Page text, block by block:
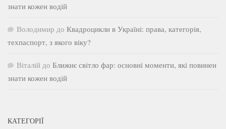
знати кожен водій
Володимир до Квадроцикли в Україні: права, категорія,
техпаспорт, з якого віку?
Віталій до Ближнє світло фар: основні моменти, які повинен
знати кожен водій
КАТЕГОРІЇ